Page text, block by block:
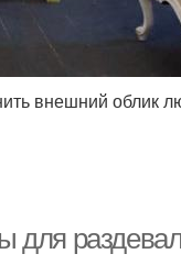
внешний облик
для